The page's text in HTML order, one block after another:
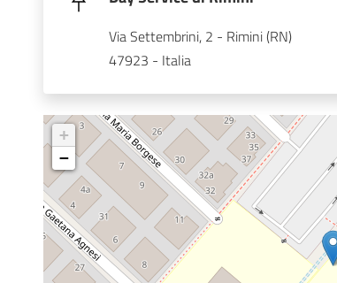
Via Settembrini, 2 - Rimini (RN)
47923 - Italia
+
−